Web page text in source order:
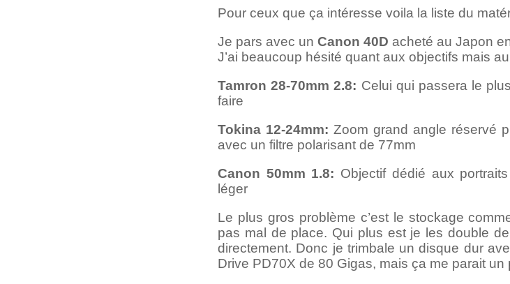
Pour ceux que ça intéresse voila la liste du
Je pars avec un Canon 40D acheté au Japon
J’ai beaucoup hésité quant aux objectifs mais
Tamron 28-70mm 2.8: Celui qui passera le
faire
Tokina 12-24mm: Zoom grand angle réservé
avec un filtre polarisant de 77mm
Canon 50mm 1.8: Objectif dédié aux
léger
Le plus gros problème c’est le stockage
pas mal de place. Qui plus est je les double
directement. Donc je trimbale un disque dur
Drive PD70X de 80 Gigas, mais ça me parait